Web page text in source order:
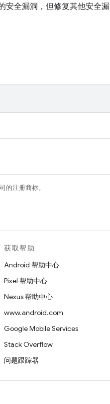
安全漏洞，但修复其他安全漏
的注册商标。
获取帮助
Android 帮助中心
Pixel 帮助中心
Nexus 帮助中心
www.android.com
Google Mobile Services
Stack Overflow
问题跟踪器